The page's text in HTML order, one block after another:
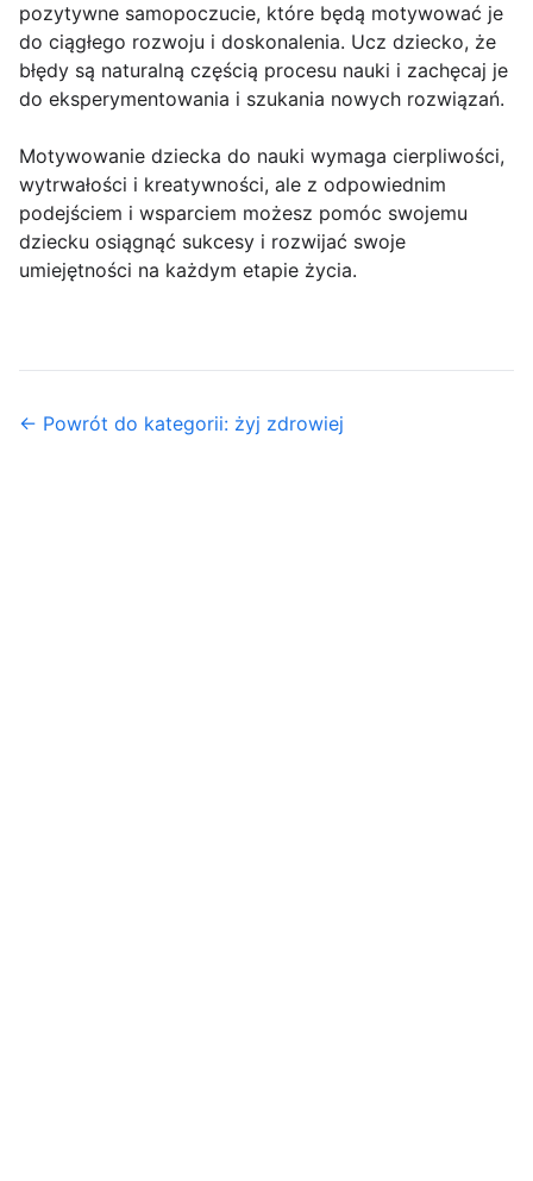
pozytywne samopoczucie, które będą motywować je
do ciągłego rozwoju i doskonalenia. Ucz dziecko, że
błędy są naturalną częścią procesu nauki i zachęcaj je
do eksperymentowania i szukania nowych rozwiązań.
Motywowanie dziecka do nauki wymaga cierpliwości,
wytrwałości i kreatywności, ale z odpowiednim
podejściem i wsparciem możesz pomóc swojemu
dziecku osiągnąć sukcesy i rozwijać swoje
umiejętności na każdym etapie życia.
← Powrót do kategorii: żyj zdrowiej